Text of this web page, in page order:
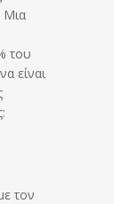
Μια
του
είναι
τον